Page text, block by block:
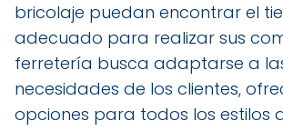
bricolaje puedan encontrar el
adecuado para realizar sus
ferretería busca adaptarse a
necesidades de los clientes,
opciones para todos los estilos